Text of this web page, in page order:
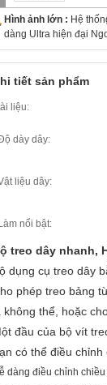
Hình ảnh lớn : Hệ
dàng Ultra hiện đại
tiết sản phẩm
liệu:
dày dây:
liệu dây:
Làm nổi bật:
treo dây nhanh,
dụng cụ treo dây
phép treo bảng
không thể, hoặc
đầu của bộ vít
có thể điều
dàng điều chỉnh